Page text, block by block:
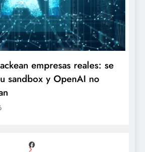
empresas reales: se
sandbox y OpenAI no